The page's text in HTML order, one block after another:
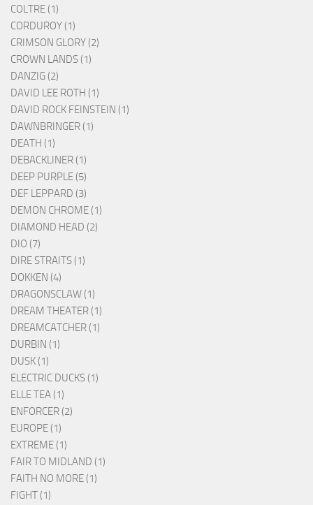
COLTRE (1)
CORDUROY (1)
CRIMSON GLORY (2)
CROWN LANDS (1)
DANZIG (2)
DAVID LEE ROTH (1)
DAVID ROCK FEINSTEIN (1)
DAWNBRINGER (1)
DEATH (1)
DEBACKLINER (1)
DEEP PURPLE (5)
DEF LEPPARD (3)
DEMON CHROME (1)
DIAMOND HEAD (2)
DIO (7)
DIRE STRAITS (1)
DOKKEN (4)
DRAGONSCLAW (1)
DREAM THEATER (1)
DREAMCATCHER (1)
DURBIN (1)
DUSK (1)
ELECTRIC DUCKS (1)
ELLE TEA (1)
ENFORCER (2)
EUROPE (1)
EXTREME (1)
FAIR TO MIDLAND (1)
FAITH NO MORE (1)
FIGHT (1)